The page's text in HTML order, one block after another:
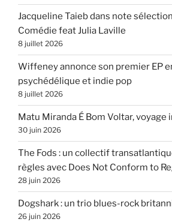
Jacqueline Taieb dans note
Comédie feat Julia Laville
8 juillet 2026
Wiffeney annonce son premier EP
psychédélique et indie pop
8 juillet 2026
Matu Miranda É Bom Voltar, voyage
30 juin 2026
The Fods : un collectif
règles avec Does Not Conform to
28 juin 2026
Dogshark : un trio blues-rock
26 juin 2026